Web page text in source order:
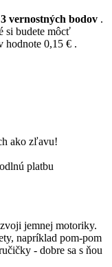
3 vernostných bodov .
si budete môcť
hodnote 0,15 € .
ako zľavu!
platbu
jemnej motoriky.
napríklad pom-pom
- dobre sa s ňou